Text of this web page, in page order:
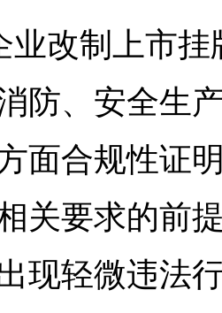
业改制上市
防、安全生
面合规性证
关要求的前
现轻微违法